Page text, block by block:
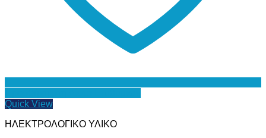
Quick View
ΗΛΕΚΤΡΟΛΟΓΙΚΟ ΥΛΙΚΟ